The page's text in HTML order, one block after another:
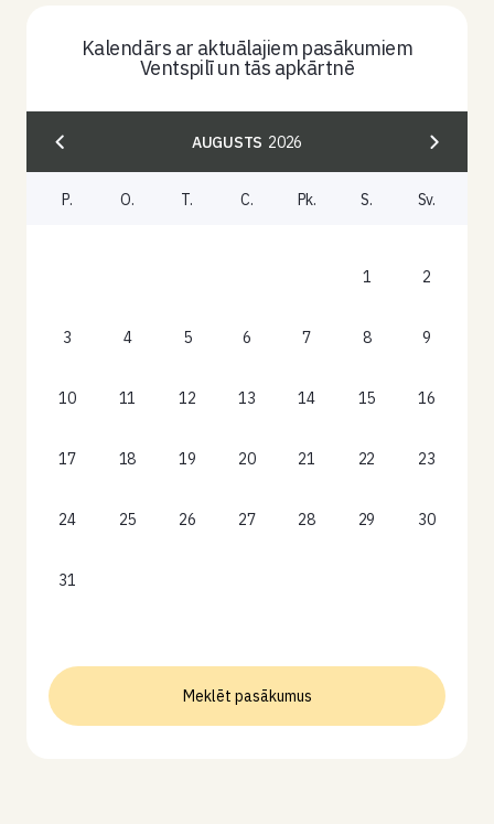
Kalendārs ar aktuālajiem pasākumiem
Ventspilī un tās apkārtnē
AUGUSTS 2026
P. O. T. C. Pk. S. Sv.
1 2
3 4 5 6 7 8 9
10 11 12 13 14 15 16
17 18 19 20 21 22 23
24 25 26 27 28 29 30
31
Meklēt pasākumus